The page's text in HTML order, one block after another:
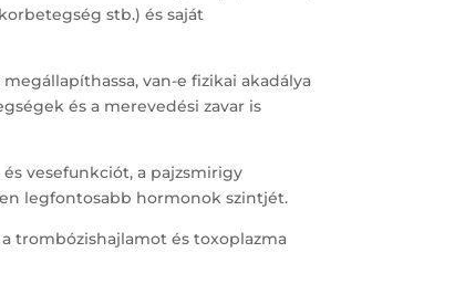
stb.) és saját
van-e fizikai akadálya
és a merevedési zavar is
vesefunkciót, a pajzsmirigy
legfontosabb hormonok szintjét.
trombózishajlamot és toxoplazma